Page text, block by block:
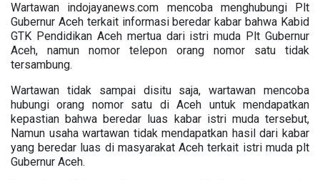
Wartawan indojayanews.com mencoba menghubungi Plt
Gubernur Aceh terkait informasi beredar kabar bahwa Kabid
GTK Pendidikan Aceh mertua dari istri muda Plt Gubernur
Aceh, namun nomor telepon orang nomor satu tidak
tersambung.
Wartawan tidak sampai disitu saja, wartawan mencoba
hubungi orang nomor satu di Aceh untuk mendapatkan
kepastian bahwa beredar luas kabar istri muda tersebut,
Namun usaha wartawan tidak mendapatkan hasil dari kabar
yang beredar luas di masyarakat Aceh terkait istri muda plt
Gubernur Aceh.